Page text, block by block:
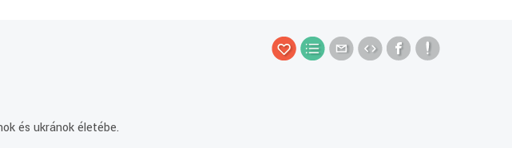
és ukránok életébe.